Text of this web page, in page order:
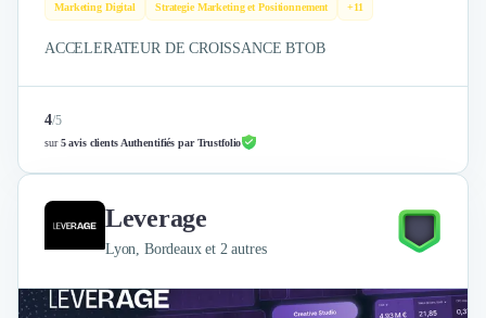
Marketing Digital Strategie Marketing et Positionnement +11
ACCELERATEUR DE CROISSANCE BTOB
4/5
sur5 avis clients Authentifiés par Trustfolio
Leverage
Lyon, Bordeaux et 2 autres